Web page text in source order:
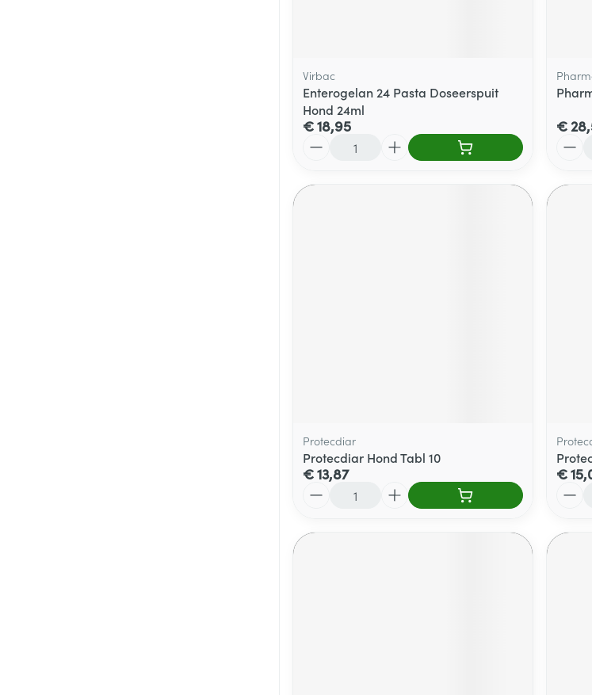
Virbac
Enterogelan 24 Pasta Doseerspuit
Hond 24ml
€ 18,95 €
Protecdiar
Protecdiar Hond Tabl 10
€ 13,87 €